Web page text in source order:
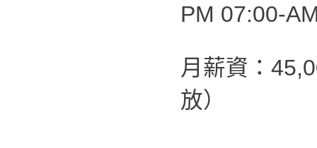
PM 07:00-
月薪資：
放）